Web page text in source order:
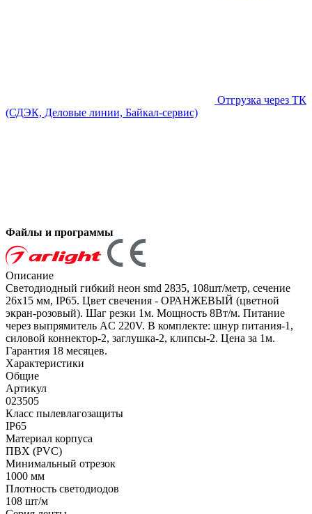
Отгрузка через ТК
(СДЭК, Деловые линии, Байкал-сервис)
Файлы и программы
Описание
Светодиодный гибкий неон smd 2835, 108шт/метр, сечение
26х15 мм, IP65. Цвет свечения - ОРАНЖЕВЫЙ (цветной
экран-розовый). Шаг резки 1м. Мощность 8Вт/м. Питание
через выпрямитель AC 220V. В комплекте: шнур питания-1,
силовой коннектор-2, заглушка-2, клипсы-2. Цена за 1м.
Гарантия 18 месяцев.
Характеристики
Общие
Артикул
023505
Класс пылевлагозащиты
IP65
Материал корпуса
ПВХ (PVC)
Минимальный отрезок
1000 мм
Плотность светодиодов
108 шт/м